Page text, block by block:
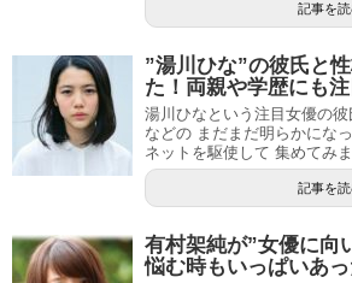
記事を
”湯川ひな”の彼氏と
た！両親や学歴にも
湯川ひなという注目女優の
などの まだまだ明らかにな
ネットを駆使して 集めてみ
記事を
有村架純が”女優に向
悩む時もいっぱいあっ